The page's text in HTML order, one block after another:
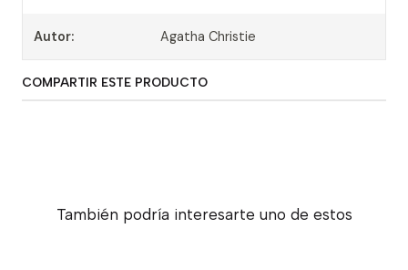
Autor: Agatha Christie
COMPARTIR ESTE PRODUCTO
También podría interesarte uno de estos